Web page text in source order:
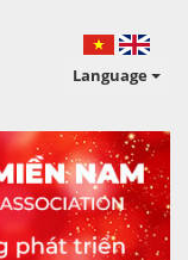
Language